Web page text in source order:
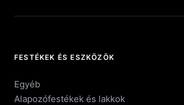
FESTÉKEK ÉS ESZKÖZÖK
Egyéb
Alapozófestékek és lakkok